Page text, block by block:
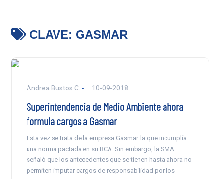
CLAVE: GASMAR
Andrea Bustos C. 10-09-2018
Superintendencia de Medio Ambiente ahora
formula cargos a Gasmar
Esta vez se trata de la empresa Gasmar, la que incumplía
una norma pactada en su RCA. Sin embargo, la SMA
señaló que los antecedentes que se tienen hasta ahora no
permiten imputar cargos de responsabilidad por los